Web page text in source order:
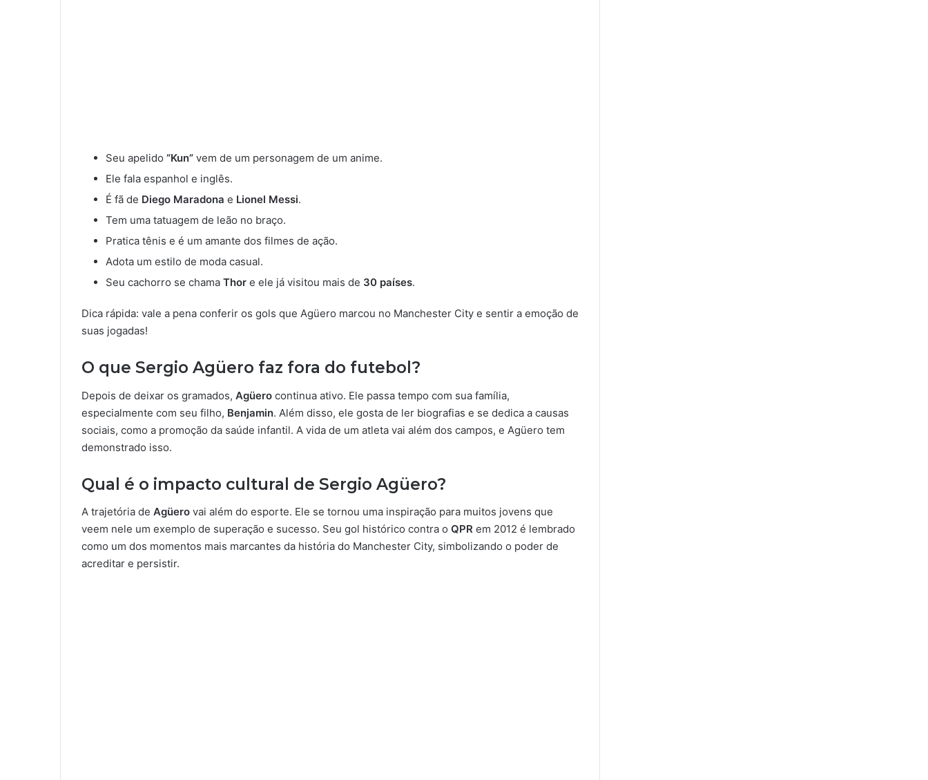
Seu apelido “Kun” vem de um personagem de um anime.
Ele fala espanhol e inglês.
É fã de Diego Maradona e Lionel Messi.
Tem uma tatuagem de leão no braço.
Pratica tênis e é um amante dos filmes de ação.
Adota um estilo de moda casual.
Seu cachorro se chama Thor e ele já visitou mais de 30 países.
Dica rápida: vale a pena conferir os gols que Agüero marcou no Manchester City e sentir a emoção de
suas jogadas!
O que Sergio Agüero faz fora do futebol?
Depois de deixar os gramados, Agüero continua ativo. Ele passa tempo com sua família,
especialmente com seu filho, Benjamin. Além disso, ele gosta de ler biografias e se dedica a causas
sociais, como a promoção da saúde infantil. A vida de um atleta vai além dos campos, e Agüero tem
demonstrado isso.
Qual é o impacto cultural de Sergio Agüero?
A trajetória de Agüero vai além do esporte. Ele se tornou uma inspiração para muitos jovens que
veem nele um exemplo de superação e sucesso. Seu gol histórico contra o QPR em 2012 é lembrado
como um dos momentos mais marcantes da história do Manchester City, simbolizando o poder de
acreditar e persistir.